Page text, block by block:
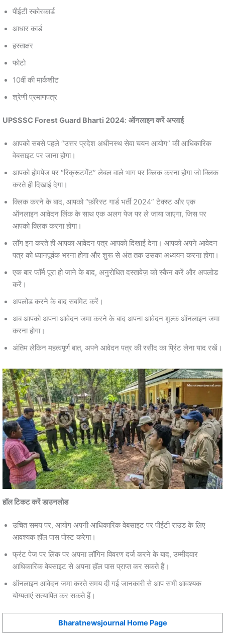
पीईटी स्कोरकार्ड
आधार कार्ड
हस्ताक्षर
फोटो
10वीं की मार्कशीट
श्रेणी प्रमाणपत्र
UPSSSC Forest Guard Bharti 2024: ऑनलाइन करें अप्लाई
आपको सबसे पहले “उत्तर प्रदेश अधीनस्थ सेवा चयन आयोग” की आधिकारिक
वेबसाइट पर जाना होगा।
आपको होमपेज पर “रिक्रूटमेंट” लेबल वाले भाग पर क्लिक करना होगा जो क्लिक
करते ही दिखाई देगा।
क्लिक करने के बाद, आपको “फ़ॉरेस्ट गार्ड भर्ती 2024” टेक्स्ट और एक
ऑनलाइन आवेदन लिंक के साथ एक अलग पेज पर ले जाया जाएगा, जिस पर
आपको क्लिक करना होगा।
लॉग इन करते ही आपका आवेदन पत्र आपको दिखाई देगा। आपको अपने आवेदन
पत्र को ध्यानपूर्वक भरना होगा और शुरू से अंत तक उसका अध्ययन करना होगा।
एक बार फॉर्म पूरा हो जाने के बाद, अनुरोधित दस्तावेज़ को स्कैन करें और अपलोड
करें।
अपलोड करने के बाद सबमिट करें।
अब आपको अपना आवेदन जमा करने के बाद अपना आवेदन शुल्क ऑनलाइन जमा
करना होगा।
अंतिम लेकिन महत्वपूर्ण बात, अपने आवेदन पत्र की रसीद का प्रिंट लेना याद रखें।
हॉल टिकट करें डाउनलोड
उचित समय पर, आयोग अपनी आधिकारिक वेबसाइट पर पीईटी राउंड के लिए
आवश्यक हॉल पास पोस्ट करेगा।
फ्रंट पेज पर लिंक पर अपना लॉगिन विवरण दर्ज करने के बाद, उम्मीदवार
आधिकारिक वेबसाइट से अपना हॉल पास प्राप्त कर सकते हैं।
ऑनलाइन आवेदन जमा करते समय दी गई जानकारी से आप सभी आवश्यक
योग्यताएं सत्यापित कर सकते हैं।
Bharatnewsjournal Home Page